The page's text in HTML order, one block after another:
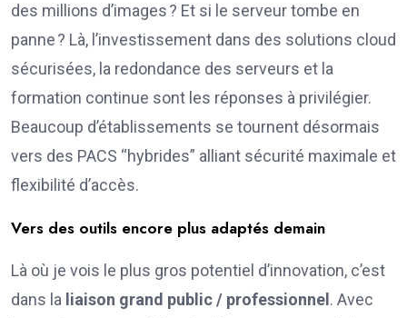
des millions d’images ? Et si le serveur tombe en
panne ? Là, l’investissement dans des solutions cloud
sécurisées, la redondance des serveurs et la
formation continue sont les réponses à privilégier.
Beaucoup d’établissements se tournent désormais
vers des PACS “hybrides” alliant sécurité maximale et
flexibilité d’accès.
Vers des outils encore plus adaptés demain
Là où je vois le plus gros potentiel d’innovation, c’est
dans la liaison grand public / professionnel . Avec